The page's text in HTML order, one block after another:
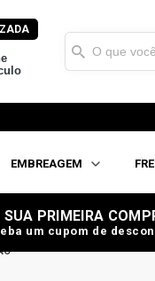
EMBREAGEM
PRIMEIRA
um cupom de